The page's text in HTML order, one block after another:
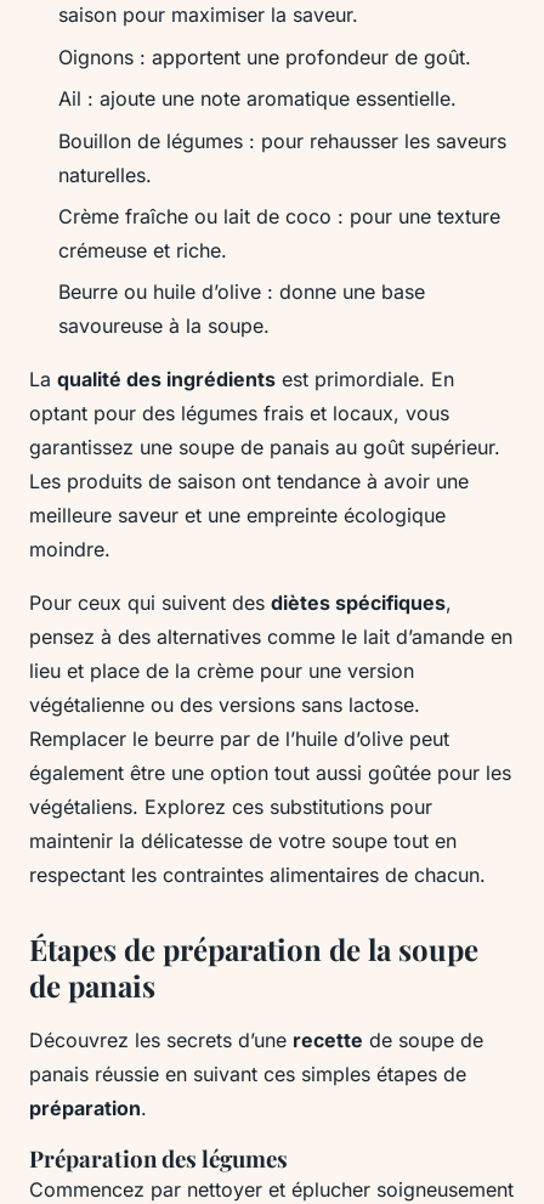
saison pour maximiser la saveur.
Oignons : apportent une profondeur de goût.
Ail : ajoute une note aromatique essentielle.
Bouillon de légumes : pour rehausser les saveurs
naturelles.
Crème fraîche ou lait de coco : pour une texture
crémeuse et riche.
Beurre ou huile d’olive : donne une base
savoureuse à la soupe.
La qualité des ingrédients est primordiale. En
optant pour des légumes frais et locaux, vous
garantissez une soupe de panais au goût supérieur.
Les produits de saison ont tendance à avoir une
meilleure saveur et une empreinte écologique
moindre.
Pour ceux qui suivent des diètes spécifiques,
pensez à des alternatives comme le lait d’amande en
lieu et place de la crème pour une version
végétalienne ou des versions sans lactose.
Remplacer le beurre par de l’huile d’olive peut
également être une option tout aussi goûtée pour les
végétaliens. Explorez ces substitutions pour
maintenir la délicatesse de votre soupe tout en
respectant les contraintes alimentaires de chacun.
Étapes de préparation de la soupe
de panais
Découvrez les secrets d’une recette de soupe de
panais réussie en suivant ces simples étapes de
préparation.
Préparation des légumes
Commencez par nettoyer et éplucher soigneusement